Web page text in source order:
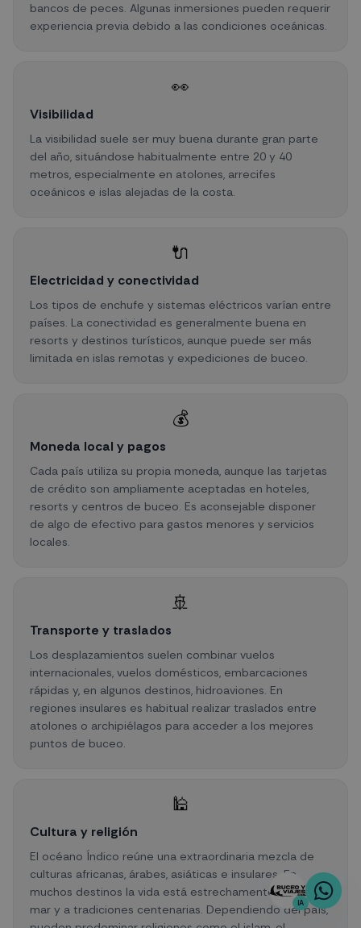
bancos de peces. Algunas inmersiones pueden requerir
experiencia previa debido a las condiciones oceánicas.
👀
Visibilidad
La visibilidad suele ser muy buena durante gran parte
del año, situándose habitualmente entre 20 y 40
metros, especialmente en atolones, arrecifes
oceánicos e islas alejadas de la costa.
🔌
Electricidad y conectividad
Los tipos de enchufe y sistemas eléctricos varían entre
países. La conectividad es generalmente buena en
resorts y destinos turísticos, aunque puede ser más
limitada en islas remotas y expediciones de buceo.
💰
Moneda local y pagos
Cada país utiliza su propia moneda, aunque las tarjetas
de crédito son ampliamente aceptadas en hoteles,
resorts y centros de buceo. Es aconsejable disponer
de algo de efectivo para gastos menores y servicios
locales.
🚢
Transporte y traslados
Los desplazamientos suelen combinar vuelos
internacionales, vuelos domésticos, embarcaciones
rápidas y, en algunos destinos, hidroaviones. En
regiones insulares es habitual realizar traslados entre
atolones o archipiélagos para acceder a los mejores
puntos de buceo.
🕌
Cultura y religión
El océano Índico reúne una extraordinaria mezcla de
culturas africanas, árabes, asiáticas e insulares. En
muchos destinos la vida está estrechamente ligada al
mar y a tradiciones centenarias. Dependiendo del país,
IA